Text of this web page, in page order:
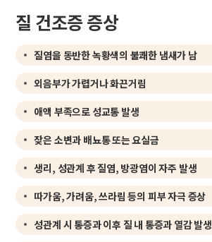
질 건조증 증상
질염을 동반한 녹황색의 불쾌한 냄새가 남
외음부가 가렵거나 화끈거림
애액 부족으로 성교통 발생
잦은 소변과 배뇨통 또는 요실금
생리, 성관계 후 질염, 방광염이 자주 발생
따가움, 가려움, 쓰라림 등의 피부 자극 증상
성관계 시 통증과 이후 질 내 통증과 열감 발생